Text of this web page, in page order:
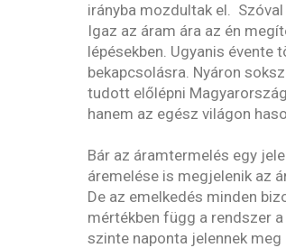
irányba mozdultak el.
Igaz az áram ára az én
lépésekben. Ugyanis évente
bekapcsolásra. Nyáron
tudott előlépni
hanem az egész világon
Bár az áramtermelés egy
áremelése is megjelenik az
De az emelkedés minden
mértékben függ a rendszer
szinte naponta jelennek